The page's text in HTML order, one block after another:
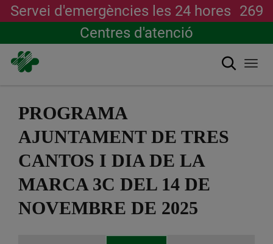
contingut
Servei d'emergències les 24 hores 269
Centres d'atenció
Cerca
PROGRAMA
AJUNTAMENT DE TRES
CANTOS I DIA DE LA
MARCA 3C DEL 14 DE
NOVEMBRE DE 2025